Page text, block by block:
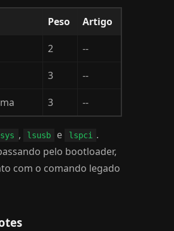
Peso Artigo
2 --
3 --
3 --
, lsusb e lspci .
pelo bootloader,
com o comando legado